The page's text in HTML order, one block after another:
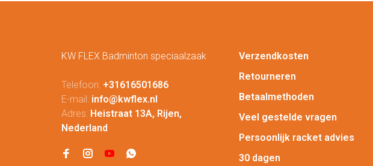
KW FLEX Badminton speciaalzaak
Telefoon: +31616501686
E-mail: info@kwflex.nl
Adres: Heistraat 13A, Rijen,
Nederland
Verzendkosten
Retourneren
Betaalmethoden
Veel gestelde vragen
Persoonlijk racket advies
30 dagen